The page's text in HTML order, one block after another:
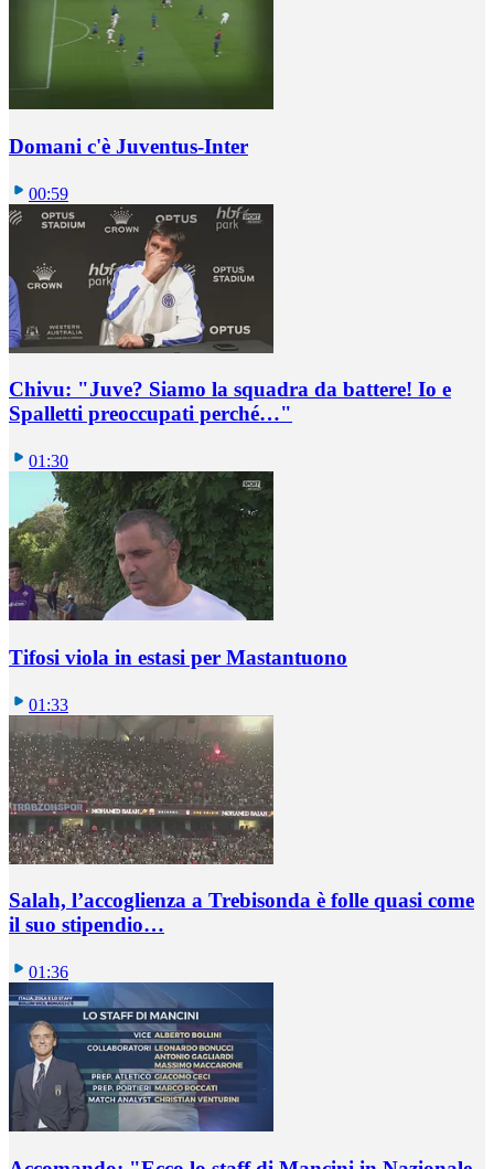
Domani c'è Juventus-Inter
00:59
Chivu: "Juve? Siamo la squadra da battere! Io e
Spalletti preoccupati perché…"
01:30
Tifosi viola in estasi per Mastantuono
01:33
Salah, l’accoglienza a Trebisonda è folle quasi come
il suo stipendio…
01:36